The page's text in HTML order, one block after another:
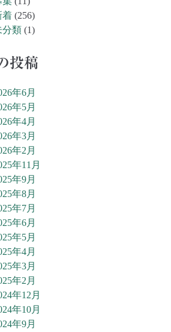
着 (256)
分類 (1)
投稿
年6月
年5月
年4月
年3月
年2月
年11月
年9月
年8月
年7月
年6月
年5月
年4月
年3月
年2月
年12月
年10月
年9月